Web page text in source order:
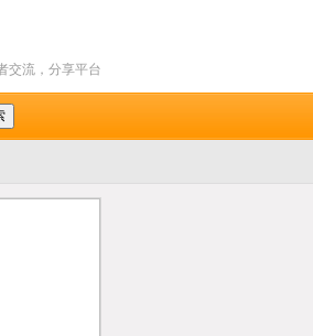
交流，分享平台